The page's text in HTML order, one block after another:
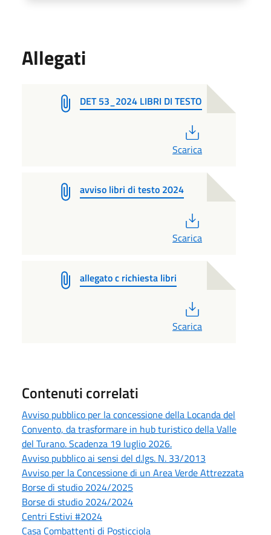
Allegati
DET 53_2024 LIBRI DI TESTO
Scarica
avviso libri di testo 2024
Scarica
allegato c richiesta libri
Scarica
Contenuti correlati
Avviso pubblico per la concessione della Locanda del
Convento, da trasformare in hub turistico della Valle
del Turano. Scadenza 19 luglio 2026.
Avviso pubblico ai sensi del d.lgs. N. 33/2013
Avviso per la Concessione di un Area Verde Attrezzata
Borse di studio 2024/2025
Borse di studio 2024/2024
Centri Estivi #2024
Casa Combattenti di Posticciola